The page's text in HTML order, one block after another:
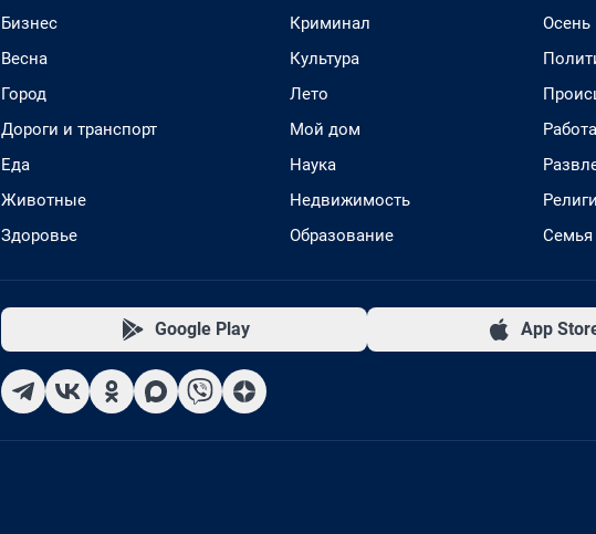
Бизнес
Весна
Город
Дороги и транспорт
Еда
Животные
Здоровье
Криминал
Культура
Лето
Мой дом
Наука
Недвижимость
Образование
Осень
Работа
Семья
Google Play App